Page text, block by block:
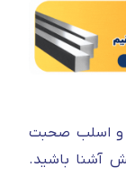
و اسلب صحبت
آشنا باشید.